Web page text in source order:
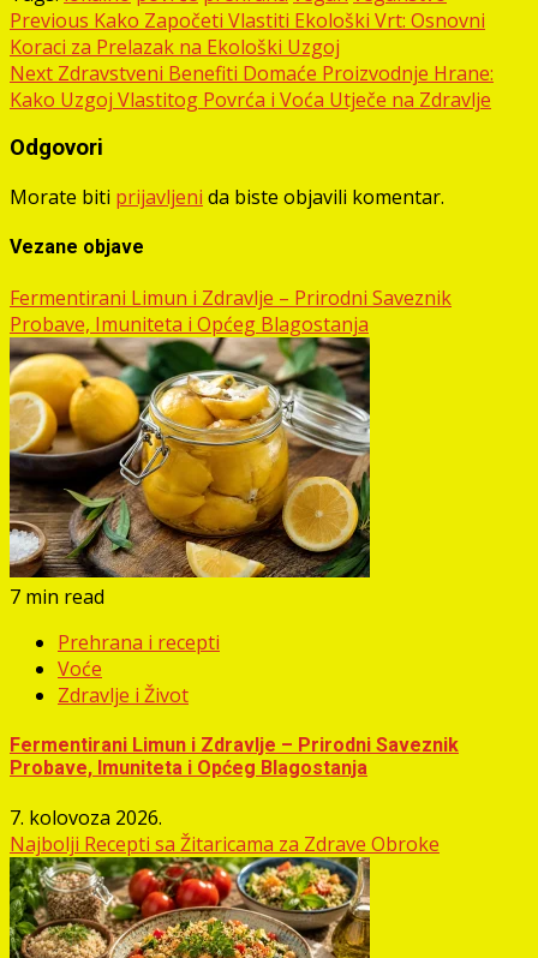
Post
navigation
Previous Kako Započeti Vlastiti Ekološki Vrt: Osnovni
Koraci za Prelazak na Ekološki Uzgoj
Next Zdravstveni Benefiti Domaće Proizvodnje Hrane:
Kako Uzgoj Vlastitog Povrća i Voća Utječe na Zdravlje
Odgovori
Morate biti prijavljeni da biste objavili komentar.
Vezane objave
Fermentirani Limun i Zdravlje – Prirodni Saveznik
Probave, Imuniteta i Općeg Blagostanja
7 min read
Prehrana i recepti
Voće
Zdravlje i Život
Fermentirani Limun i Zdravlje – Prirodni Saveznik
Probave, Imuniteta i Općeg Blagostanja
7. kolovoza 2026.
Najbolji Recepti sa Žitaricama za Zdrave Obroke